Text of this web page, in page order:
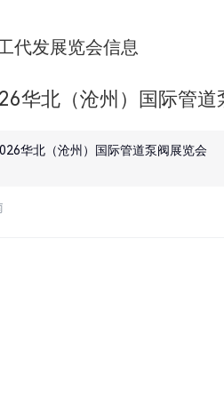
代发展览会信息
华北（沧州）国际管道
华北（沧州）国际管道泵阀展览会